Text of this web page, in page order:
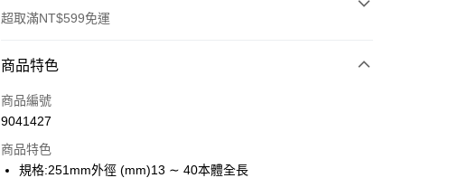
超取滿NT$599免運
付款方式
信用卡一次付款
商品特色
商品編號
9041427
商品特色
規格:251mm外徑 (mm)13 ∼ 40本體全長